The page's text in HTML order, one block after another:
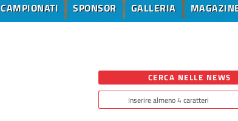
CAMPIONATI SPONSOR GALLERIA
CERCA NELLE NEWS